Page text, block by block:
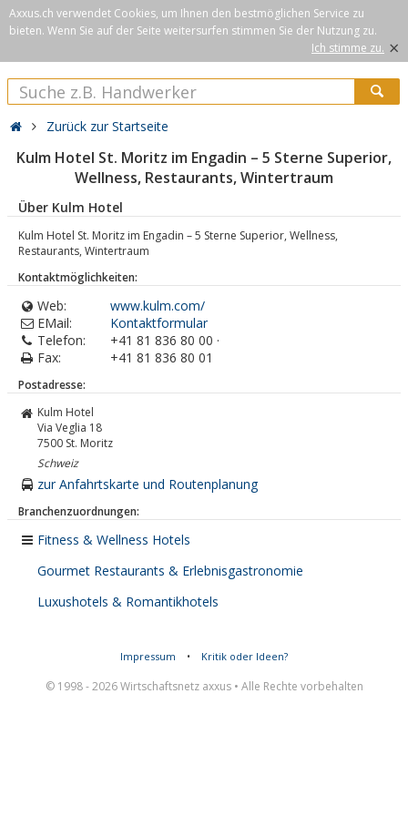
Axxus.ch verwendet Cookies, um Ihnen den bestmöglichen Service zu
bieten. Wenn Sie auf der Seite weitersurfen stimmen Sie der Nutzung zu.
Ich stimme zu. ×
Zurück zur Startseite
Kulm Hotel St. Moritz im Engadin – 5 Sterne Superior,
Wellness, Restaurants, Wintertraum
Über Kulm Hotel
Kulm Hotel St. Moritz im Engadin – 5 Sterne Superior, Wellness,
Restaurants, Wintertraum
Kontaktmöglichkeiten:
Web:
www.kulm.com/
EMail:
Kontaktformular
Telefon:
+41 81 836 80 00 ·
Fax:
+41 81 836 80 01
Postadresse:
Kulm Hotel
Via Veglia 18
7500 St. Moritz
Schweiz
zur Anfahrtskarte und Routenplanung
Branchenzuordnungen:
Fitness & Wellness Hotels
Gourmet Restaurants & Erlebnisgastronomie
Luxushotels & Romantikhotels
Impressum • Kritik oder Ideen?
© 1998 - 2026 Wirtschaftsnetz axxus • Alle Rechte vorbehalten